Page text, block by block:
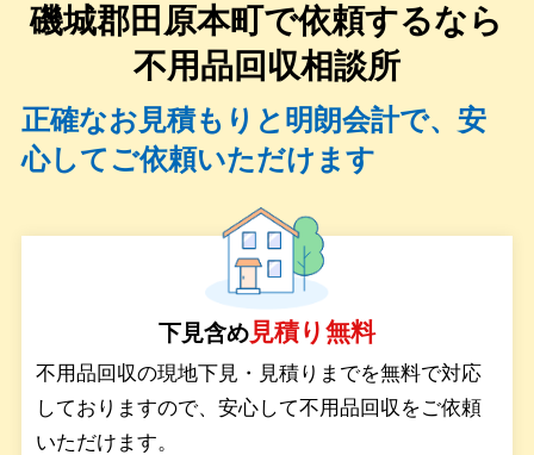
不用品回収相談所TOP
当社について
料金
対応エリア
磯城郡田原本町で依頼するなら
不用品回収相談所
正確なお見積もりと明朗会計で、安
心してご依頼いただけます
下見含め見積り無料
不用品回収の現地下見・見積りまでを無料で対応
しておりますので、安心して不用品回収をご依頼
いただけます。